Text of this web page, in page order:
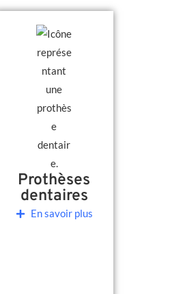
Prothèses
dentaires
En savoir plus